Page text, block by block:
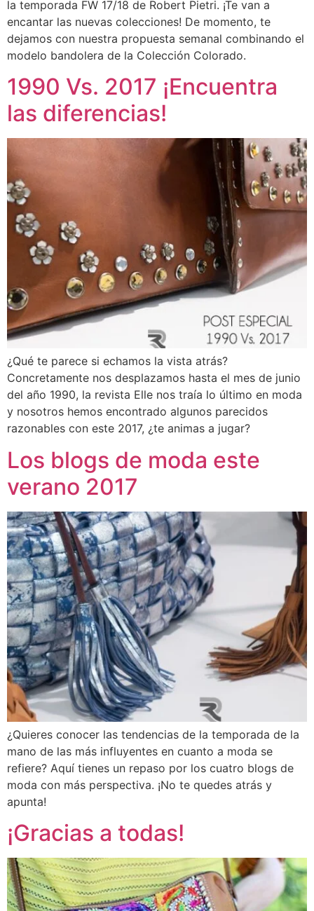
la temporada FW 17/18 de Robert Pietri. ¡Te van a
encantar las nuevas colecciones! De momento, te
dejamos con nuestra propuesta semanal combinando el
modelo bandolera de la Colección Colorado.
1990 Vs. 2017 ¡Encuentra
las diferencias!
¿Qué te parece si echamos la vista atrás?
Concretamente nos desplazamos hasta el mes de junio
del año 1990, la revista Elle nos traía lo último en moda
y nosotros hemos encontrado algunos parecidos
razonables con este 2017, ¿te animas a jugar?
Los blogs de moda este
verano 2017
¿Quieres conocer las tendencias de la temporada de la
mano de las más influyentes en cuanto a moda se
refiere? Aquí tienes un repaso por los cuatro blogs de
moda con más perspectiva. ¡No te quedes atrás y
apunta!
¡Gracias a todas!